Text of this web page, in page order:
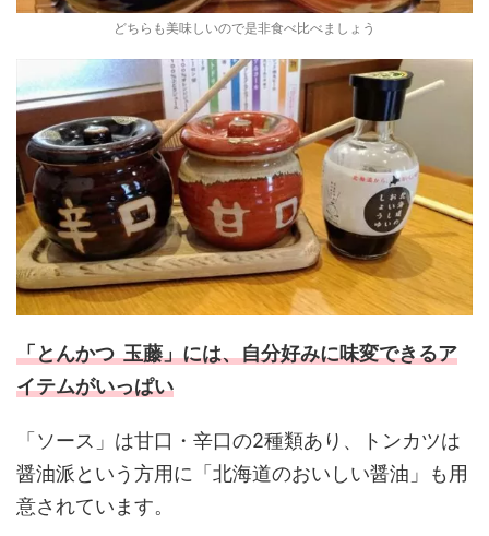
どちらも美味しいので是非食べ比べましょう
「とんかつ 玉藤」には、自分好みに味変できるア
イテムがいっぱい
「ソース」は甘口・辛口の2種類あり、トンカツは
醤油派という方用に「北海道のおいしい醤油」も用
意されています。